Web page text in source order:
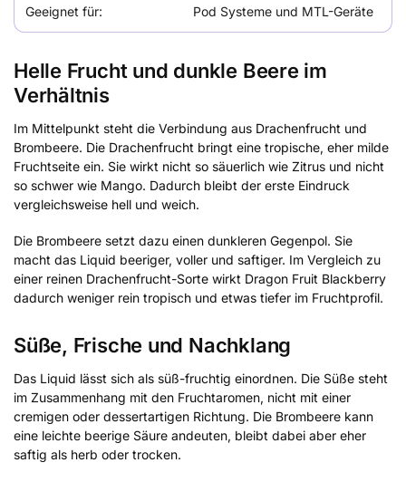
Geeignet für: Pod Systeme und MTL-Geräte
Helle Frucht und dunkle Beere im
Verhältnis
Im Mittelpunkt steht die Verbindung aus Drachenfrucht und
Brombeere. Die Drachenfrucht bringt eine tropische, eher milde
Fruchtseite ein. Sie wirkt nicht so säuerlich wie Zitrus und nicht
so schwer wie Mango. Dadurch bleibt der erste Eindruck
vergleichsweise hell und weich.
Die Brombeere setzt dazu einen dunkleren Gegenpol. Sie
macht das Liquid beeriger, voller und saftiger. Im Vergleich zu
einer reinen Drachenfrucht-Sorte wirkt Dragon Fruit Blackberry
dadurch weniger rein tropisch und etwas tiefer im Fruchtprofil.
Süße, Frische und Nachklang
Das Liquid lässt sich als süß-fruchtig einordnen. Die Süße steht
im Zusammenhang mit den Fruchtaromen, nicht mit einer
cremigen oder dessertartigen Richtung. Die Brombeere kann
eine leichte beerige Säure andeuten, bleibt dabei aber eher
saftig als herb oder trocken.